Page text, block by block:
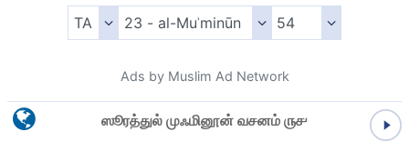
Ads by Muslim Ad Network
ஸூரத்துல் முஃமினூன் வசனம் ௫௪